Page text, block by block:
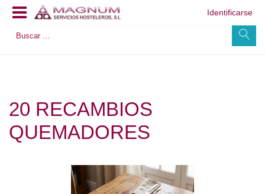
Identificarse
20 RECAMBIOS
QUEMADORES